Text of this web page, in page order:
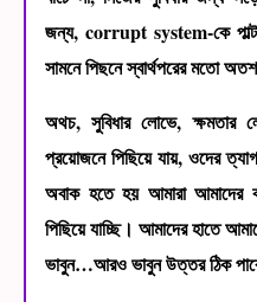
জন্য, corrupt system-কে
সামনে পিছনে স্বার্থপরের মতো
অথচ, সুবিধার লোভে, ক্ষমতার
প্রয়োজনে পিছিয়ে যায়, ওদের
অবাক হতে হয় আমারা আমাদের
পিছিয়ে যাচ্ছি। আমাদের হাতে
ভাবুন…আরও ভাবুন উত্তর ঠিক